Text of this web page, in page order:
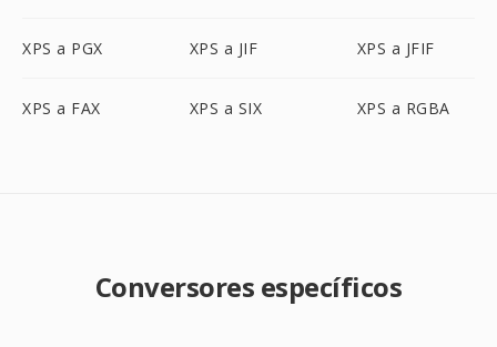
XPS a PGX XPS a JIF XPS a JFIF
XPS a FAX XPS a SIX XPS a RGBA
Conversores específicos